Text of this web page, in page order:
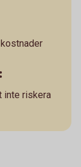
inte riskera